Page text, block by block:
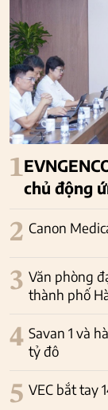
1
chủ động
2 Canon
3 Văn phòng
thành phố
4 Savan 1 và
tỷ đô
5 VEC bắt tay